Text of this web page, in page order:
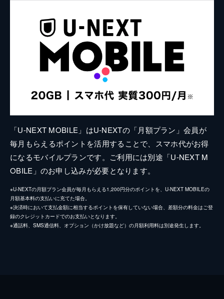
「U-NEXT MOBILE」はU-NEXTの「月額プラン」会員が
毎月もらえるポイントを活用することで、スマホ代がお得
になるモバイルプランです。ご利用には別途「U-NEXT M
OBILE」のお申し込みが必要となります。
※U-NEXTの月額プラン会員が毎月もらえる1,200円分のポイントを、U-NEXT MOBILEの
月額基本料の支払いに充てた場合。
※決済時において支払金額に相当するポイントを保有していない場合、差額分の料金はご登
録のクレジットカードでのお支払いとなります。
※通話料、SMS通信料、オプション（かけ放題など）の月額利用料は別途発生します。